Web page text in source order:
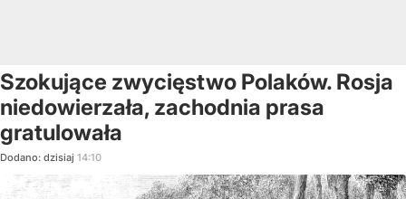
Szokujące zwycięstwo Polaków. Rosja
niedowierzała, zachodnia prasa
gratulowała
Dodano: dzisiaj 14:10